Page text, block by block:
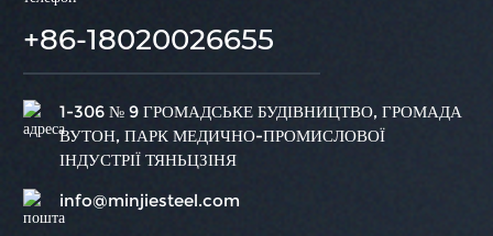
+86-18020026655
1-306 № 9 ГРОМАДСЬКЕ БУДІВНИЦТВО, ГРОМАДА
ВУТОН, ПАРК МЕДИЧНО-ПРОМИСЛОВОЇ
ІНДУСТРІЇ ТЯНЬЦЗІНЯ
info@minjiesteel.com